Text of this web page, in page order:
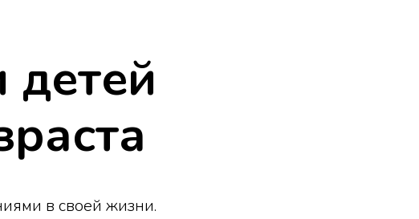
детей
в своей жизни.